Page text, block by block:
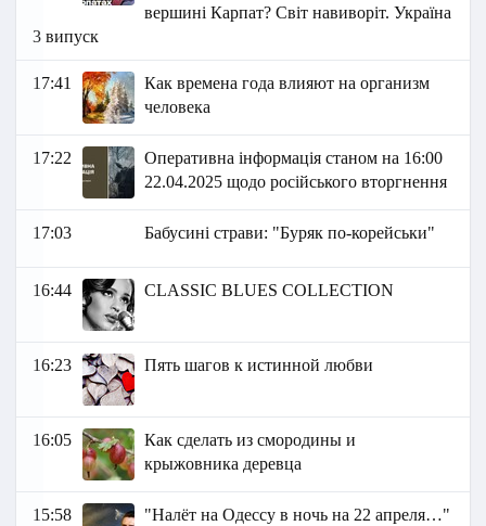
вершині Карпат? Світ навиворіт. Україна
3 випуск
17:41
Как времена года влияют на организм
человека
17:22
Оперативна інформація станом на 16:00
22.04.2025 щодо російського вторгнення
17:03 Бабусині страви: "Буряк по-корейськи"
16:44 CLASSIC BLUES COLLECTION
16:23 Пять шагов к истинной любви
16:05
Как сделать из смородины и
крыжовника деревца
15:58
"Налёт на Одессу в ночь на 22 апреля…"